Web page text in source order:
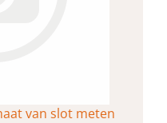
van slot meten